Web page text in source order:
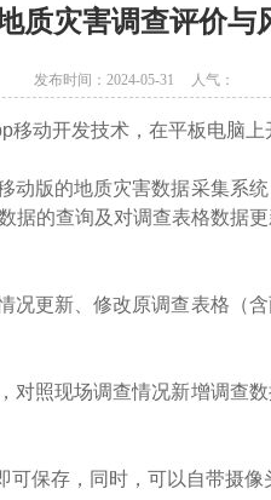
质灾害调查评价与
发布时间：2024-05-31 人气：
动开发技术，在平板电脑上
版的地质灾害数据采集系
据的查询及对调查表格数据更
更新、修改原调查表格（
照现场调查情况新增调查
保存，同时，可以自带摄像